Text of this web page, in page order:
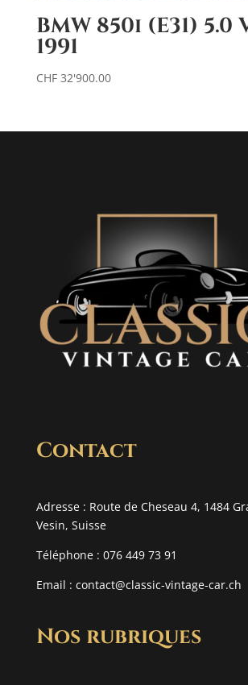
BMW 850i (E31) 5.0
1991
CHF32'900.00
Contact
Adresse : Route de Cheseau 4, 1484
Vesin, Suisse
Téléphone : 076 449 73 91
Email : contact@classic-vintage-car.ch
Nos rubriques